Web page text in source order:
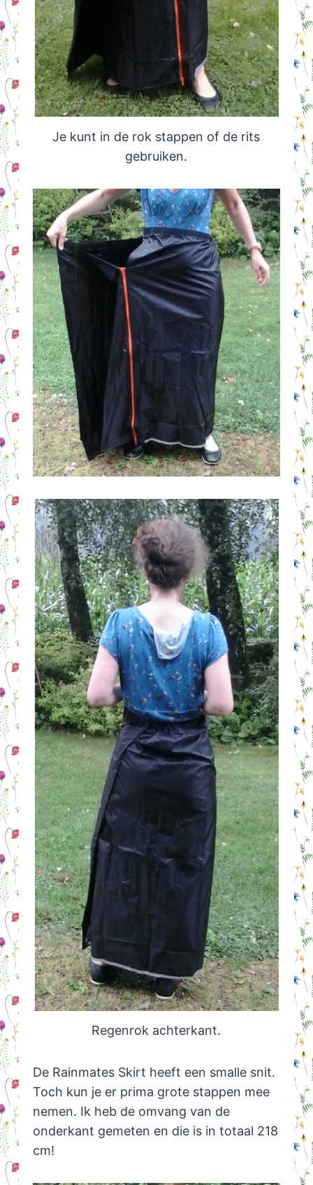
Je kunt in de rok stappen of de rits
gebruiken.
Regenrok achterkant.
De Rainmates Skirt heeft een smalle snit.
Toch kun je er prima grote stappen mee
nemen. Ik heb de omvang van de
onderkant gemeten en die is in totaal 218
cm!